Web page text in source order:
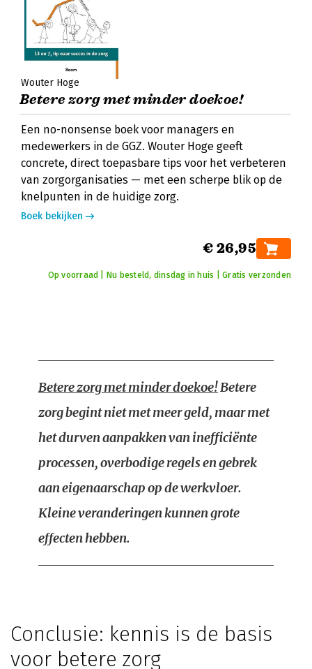
Wouter Hoge
Betere zorg met minder doekoe!
Een no-nonsense boek voor managers en
medewerkers in de GGZ. Wouter Hoge geeft
concrete, direct toepasbare tips voor het verbeteren
van zorgorganisaties — met een scherpe blik op de
knelpunten in de huidige zorg.
Boek bekijken
€ 26,95
Op voorraad | Nu besteld, dinsdag in huis | Gratis verzonden
Betere zorg met minder doekoe!Betere
zorg begint niet met meer geld, maar met
het durven aanpakken van inefficiënte
processen, overbodige regels en gebrek
aan eigenaarschap op de werkvloer.
Kleine veranderingen kunnen grote
effecten hebben.
Conclusie: kennis is de basis
voor betere zorg